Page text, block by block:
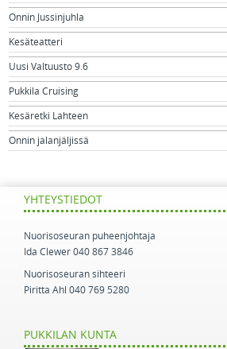
Onnin Jussinjuhla
Kesäteatteri
Uusi Valtuusto 9.6
Pukkila Cruising
Kesäretki Lahteen
Onnin jalanjäljissä
YHTEYSTIEDOT
Nuorisoseuran puheenjohtaja
Ida Clewer 040 867 3846
Nuorisoseuran sihteeri
Piritta Ahl 040 769 5280
PUKKILAN KUNTA